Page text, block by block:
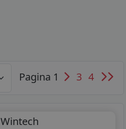
Pagina 1 3 4
Wintech